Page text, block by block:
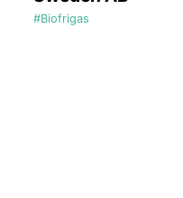
#Biofrigas